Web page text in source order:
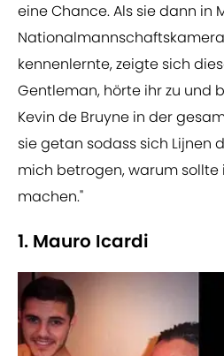
eine Chance. Als sie dann in
kennenlernte, zeigte sich
Gentleman, hörte ihr zu und
Kevin de Bruyne in der
sie getan sodass sich Lijnen
mich betrogen, warum
machen."
1. Mauro Icardi